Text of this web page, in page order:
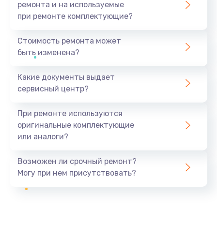
ремонта и на используемые
при ремонте комплектующие?
Стоимость ремонта может
быть изменена?
Какие документы выдает
сервисный центр?
При ремонте используются
оригинальные комплектующие
или аналоги?
Возможен ли срочный ремонт?
Могу при нем присутствовать?